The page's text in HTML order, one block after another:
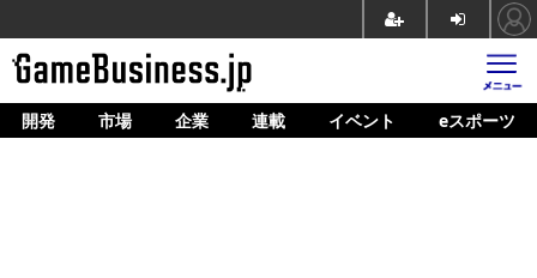
ホーム
開発 市場 企業 連載 イベント eスポーツ